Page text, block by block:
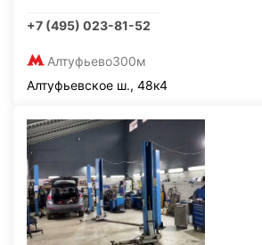
+7 (495) 023-81-52
Алтуфьево300м
Алтуфьевское ш., 48к4